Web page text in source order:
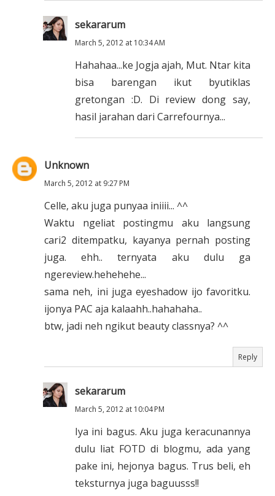
sekararum
March 5, 2012 at 10:34 AM
Hahahaa...ke Jogja ajah, Mut. Ntar kita
bisa barengan ikut byutiklas
gretongan :D. Di review dong say,
hasil jarahan dari Carrefournya...
Unknown
March 5, 2012 at 9:27 PM
Celle, aku juga punyaa iniiii... ^^
Waktu ngeliat postingmu aku langsung
cari2 ditempatku, kayanya pernah posting
juga. ehh.. ternyata aku dulu ga
ngereview.hehehehe...
sama neh, ini juga eyeshadow ijo favoritku.
ijonya PAC aja kalaahh..hahahaha..
btw, jadi neh ngikut beauty classnya? ^^
Reply
sekararum
March 5, 2012 at 10:04 PM
Iya ini bagus. Aku juga keracunannya
dulu liat FOTD di blogmu, ada yang
pake ini, hejonya bagus. Trus beli, eh
teksturnya juga baguusss!!